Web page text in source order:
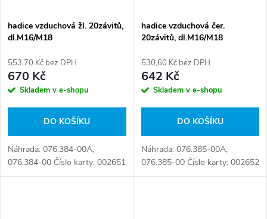
hadice vzduchová žl. 20závitů,
dl.M16/M18
553,70 Kč bez DPH
670 Kč
Skladem v e-shopu
DO KOŠÍKU
Náhrada: 076.384-00A,
076.384-00 Číslo karty: 002651
hadice vzduchová čer.
20závitů, dl.M16/M18
530,60 Kč bez DPH
642 Kč
Skladem v e-shopu
DO KOŠÍKU
Náhrada: 076.385-00A,
076.385-00 Číslo karty: 002652